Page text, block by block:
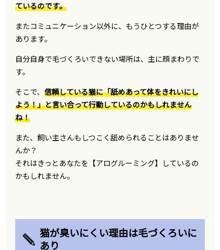
ているのです。
またコミュニケーション以外に、もうひとつする理由が
あります。
自分自身で毛づくろいできない場所は、主に顔まわりで
す。
そこで、信頼している猫に「舐めあって体をきれいにし
よう！」と言い合って行動しているのかもしれません
ね！
また、飼い主さんもしつこく舐められることはありませ
んか？
それはきっとあなたを【アログルーミング】しているの
かもしれません。
猫が臭いにくい理由は毛づくろいに
あり